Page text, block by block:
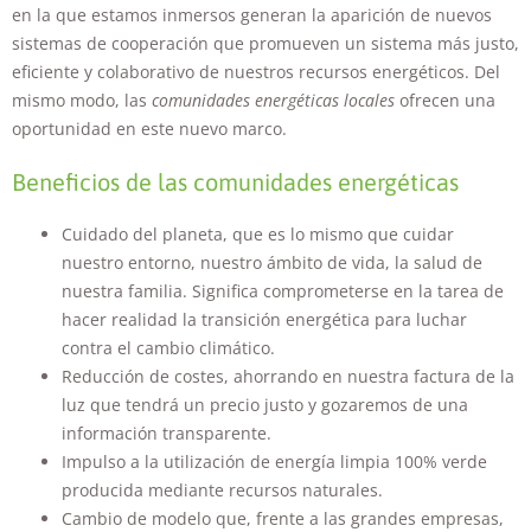
en la que estamos inmersos generan la aparición de nuevos
sistemas de cooperación que promueven un sistema más justo,
eficiente y colaborativo de nuestros recursos energéticos. Del
mismo modo, las comunidades energéticas locales ofrecen una
oportunidad en este nuevo marco.
Beneficios de las comunidades energéticas
Cuidado del planeta, que es lo mismo que cuidar
nuestro entorno, nuestro ámbito de vida, la salud de
nuestra familia. Significa comprometerse en la tarea de
hacer realidad la transición energética para luchar
contra el cambio climático.
Reducción de costes, ahorrando en nuestra factura de la
luz que tendrá un precio justo y gozaremos de una
información transparente.
Impulso a la utilización de energía limpia 100% verde
producida mediante recursos naturales.
Cambio de modelo que, frente a las grandes empresas,